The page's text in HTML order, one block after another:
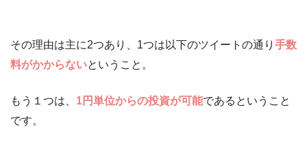
その理由は主に2つあり、1つは以下のツイートの通り 手数
料がかからないということ。
もう１つは、 1円単位からの投資が可能であるということ
です。